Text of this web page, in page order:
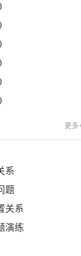
更多
系
题
关系
演练